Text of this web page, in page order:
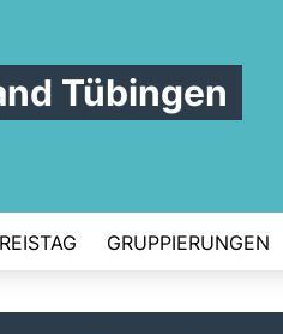
Tübingen
GRUPPIERUNGEN